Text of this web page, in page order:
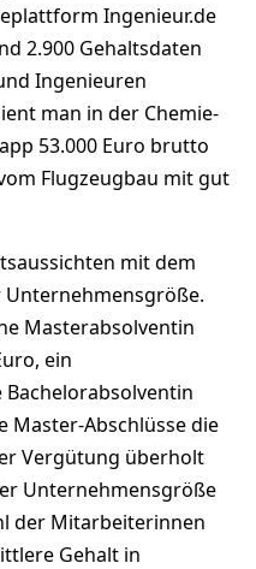
Ingenieur.de
2.900 Gehaltsdaten
Ingenieuren
man in der Chemie-
53.000 Euro brutto
Flugzeugbau mit gut
mit dem
Masterabsolventin
ein
Master-Abschlüsse die
Vergütung überholt
Unternehmensgröße
der Mitarbeiterinnen
Gehalt in